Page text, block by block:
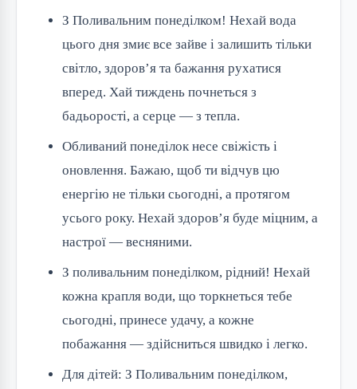
З Поливальним понеділком! Нехай вода
цього дня змиє все зайве і залишить тільки
світло, здоров’я та бажання рухатися
вперед. Хай тиждень почнеться з
бадьорості, а серце — з тепла.
Обливаний понеділок несе свіжість і
оновлення. Бажаю, щоб ти відчув цю
енергію не тільки сьогодні, а протягом
усього року. Нехай здоров’я буде міцним, а
настрої — весняними.
З поливальним понеділком, рідний! Нехай
кожна крапля води, що торкнеться тебе
сьогодні, принесе удачу, а кожне
побажання — здійсниться швидко і легко.
Для дітей: З Поливальним понеділком,